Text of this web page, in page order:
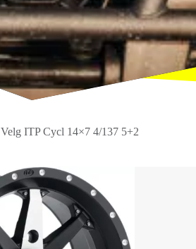
Velg ITP Cycl 14×7 4/137 5+2